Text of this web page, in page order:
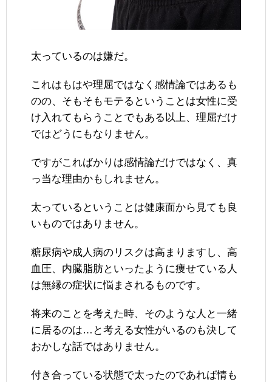
太っているのは嫌だ。
これはもはや理屈ではなく感情論ではあるも
のの、そもそもモテるということは女性に受
け入れてもらうことでもある以上、理屈だけ
ではどうにもなりません。
ですがこればかりは感情論だけではなく、真
っ当な理由かもしれません。
太っているということは健康面から見ても良
いものではありません。
糖尿病や成人病のリスクは高まりますし、高
血圧、内臓脂肪といったように痩せている人
は無縁の症状に悩まされるものです。
将来のことを考えた時、そのような人と一緒
に居るのは…と考える女性がいるのも決して
おかしな話ではありません。
付き合っている状態で太ったのであれば情も